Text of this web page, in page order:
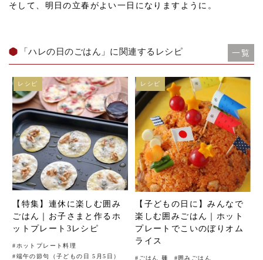
そして、明日の立春がよい一日になりますように。
「ハレの日のごはん」に関連するレシピ 一覧
【特集】連休に楽しむ囲み
ごはん｜お子さまと作るホ
ットプレート3レシピ
# ホットプレート料理
#端午の節句（子どもの日 5月5日）
レシピ
【子どもの日に】みんなで
楽しむ囲みごはん｜ホット
プレートでこいのぼりオム
ライス
# ごはん 麺 #囲みごはん
レシピ